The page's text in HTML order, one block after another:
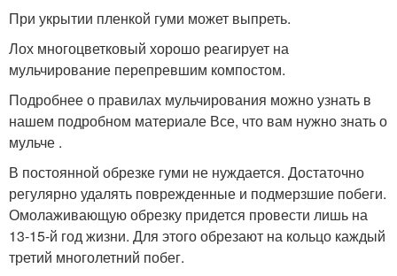
При укрытии пленкой гуми может выпреть.
Лох многоцветковый хорошо реагирует на
мульчирование перепревшим компостом.
Подробнее о правилах мульчирования можно узнать в
нашем подробном материале Все, что вам нужно знать о
мульче .
В постоянной обрезке гуми не нуждается. Достаточно
регулярно удалять поврежденные и подмерзшие побеги.
Омолаживающую обрезку придется провести лишь на
13-15-й год жизни. Для этого обрезают на кольцо каждый
третий многолетний побег.